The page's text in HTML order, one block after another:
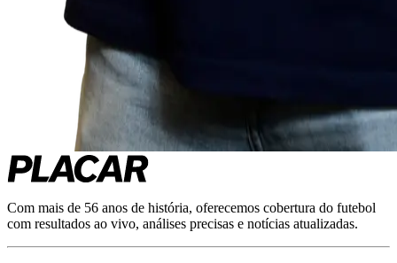
Com mais de 56 anos de história, oferecemos cobertura do futebol
com resultados ao vivo, análises precisas e notícias atualizadas.